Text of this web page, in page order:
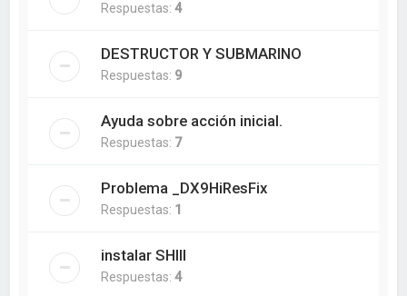
Respuestas:4
DESTRUCTOR Y SUBMARINO
Respuestas: 9
Ayuda sobre acción inicial.
Respuestas: 7
Problema _DX9HiResFix
Respuestas: 1
instalar SHIII
Respuestas:4